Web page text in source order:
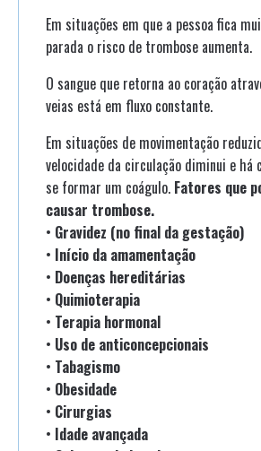
Em situações em que a pessoa fica
parada o risco de trombose aumenta.
O sangue que retorna ao coração
veias está em fluxo constante.
Em situações de movimentação
velocidade da circulação diminui e há
se formar um coágulo. Fatores que
causar trombose.
• Gravidez (no final da gestação)
• Início da amamentação
• Doenças hereditárias
• Quimioterapia
• Terapia hormonal
• Uso de anticoncepcionais
• Tabagismo
• Obesidade
• Cirurgias
• Idade avançada